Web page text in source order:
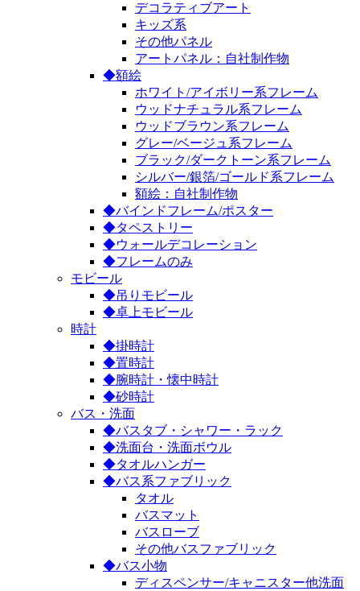
デコラティブアート
キッズ系
その他パネル
アートパネル：自社制作物
◆額絵
ホワイト/アイボリー系フレーム
ウッドナチュラル系フレーム
ウッドブラウン系フレーム
グレー/ベージュ系フレーム
ブラック/ダークトーン系フレーム
シルバー/銀箔/ゴールド系フレーム
額絵：自社制作物
◆バインドフレーム/ポスター
◆タペストリー
◆ウォールデコレーション
◆フレームのみ
モビール
◆吊りモビール
◆卓上モビール
時計
◆掛時計
◆置時計
◆腕時計・懐中時計
◆砂時計
バス・洗面
◆バスタブ・シャワー・ラック
◆洗面台・洗面ボウル
◆タオルハンガー
◆バス系ファブリック
タオル
バスマット
バスローブ
その他バスファブリック
◆バス小物
ディスペンサー/キャニスター他洗面